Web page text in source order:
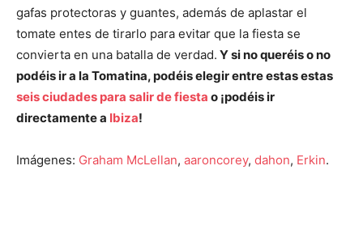
gafas protectoras y guantes, además de aplastar el
tomate entes de tirarlo para evitar que la fiesta se
convierta en una batalla de verdad. Y si no queréis o no
podéis ir a la Tomatina, podéis elegir entre estas estas
seis ciudades para salir de fiesta o ¡podéis ir
directamente a Ibiza!
Imágenes: Graham McLellan, aaroncorey, dahon, Erkin.